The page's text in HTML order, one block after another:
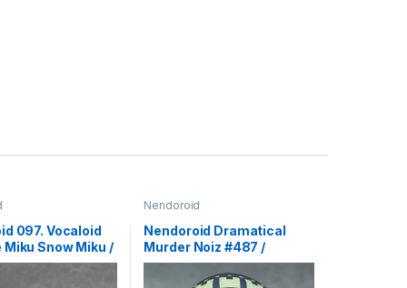
097. Vocaloid
Snow Miku /
аниме фигурка
Nendoroid
Nendoroid Dramatical
Murder Noiz #487 /
Dramatical Murder аниме
фигурка